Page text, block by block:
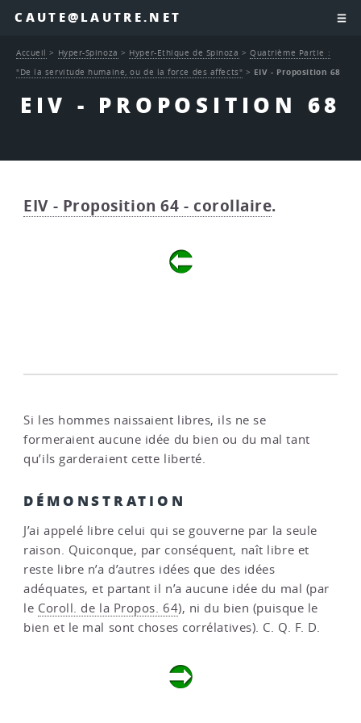
CAUTE@LAUTRE.NET
EIV - PROPOSITION 68
Accueil > Hyper-Spinoza > Hyper-Ethique de Spinoza >Quatrième Partie :
"De la servitude humaine, ou de la force des affects" > EIV - Proposition 68
EIV - Proposition 64 - corollaire.
Si les hommes naissaient libres, ils ne se
formeraient aucune idée du bien ou du mal tant
qu’ils garderaient cette liberté.
DÉMONSTRATION
J’ai appelé libre celui qui se gouverne par la seule
raison. Quiconque, par conséquent, naît libre et
reste libre n’a d’autres idées que des idées
adéquates, et partant il n’a aucune idée du mal (par
le Coroll. de la Propos. 64), ni du bien (puisque le
bien et le mal sont choses corrélatives). C. Q. F. D.